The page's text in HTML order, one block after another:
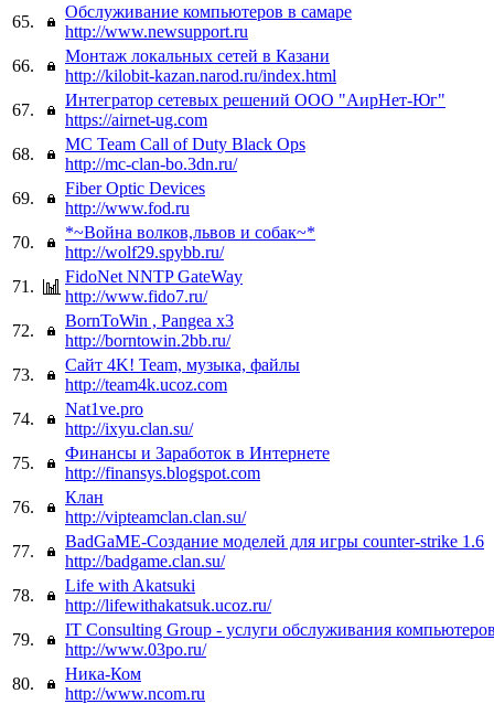
65.
Обслуживание компьютеров в самаре
http://www.newsupport.ru
66.
Монтаж локальных сетей в Казани
http://kilobit-kazan.narod.ru/index.html
67.
Интегратор сетевых решений ООО "АирНет-Юг"
https://airnet-ug.com
68.
MC Team Call of Duty Black Ops
http://mc-clan-bo.3dn.ru/
69.
Fiber Optic Devices
http://www.fod.ru
70.
*~Война волков,львов и собак~*
http://wolf29.spybb.ru/
71.
FidoNet NNTP GateWay
http://www.fido7.ru/
72.
BornToWin , Pangea x3
http://borntowin.2bb.ru/
73.
Сайт 4K! Team, музыка, файлы
http://team4k.ucoz.com
74.
Nat1ve.pro
http://ixyu.clan.su/
75.
Финансы и Заработок в Интернете
http://finansys.blogspot.com
76.
Клан
http://vipteamclan.clan.su/
77.
BadGaME-Создание моделей для игры counter-strike 1.6
http://badgame.clan.su/
78.
Life with Akatsuki
http://lifewithakatsuk.ucoz.ru/
79.
IT Consulting Group - услуги обслуживания
http://www.03po.ru/
80.
Ника-Ком
http://www.ncom.ru